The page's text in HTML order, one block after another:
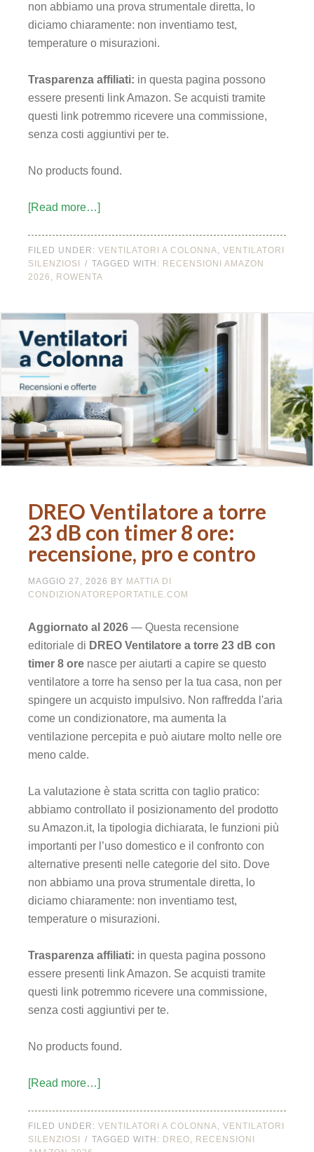
non abbiamo una prova strumentale diretta, lo
diciamo chiaramente: non inventiamo test,
temperature o misurazioni.
Trasparenza affiliati: in questa pagina possono
essere presenti link Amazon. Se acquisti tramite
questi link potremmo ricevere una commissione,
senza costi aggiuntivi per te.
No products found.
[Read more…]
FILED UNDER: VENTILATORI A COLONNA, VENTILATORI
SILENZIOSI
TAGGED WITH: RECENSIONI AMAZON
2026 , ROWENTA
DREO Ventilatore a torre
23 dB con timer 8 ore:
recensione, pro e contro
MAGGIO 27, 2026 BY MATTIA DI
CONDIZIONATOREPORTATILE.COM
Aggiornato al 2026 — Questa recensione
editoriale di DREO Ventilatore a torre 23 dB con
timer 8 ore nasce per aiutarti a capire se questo
ventilatore a torre ha senso per la tua casa, non per
spingere un acquisto impulsivo. Non raffredda l'aria
come un condizionatore, ma aumenta la
ventilazione percepita e può aiutare molto nelle ore
meno calde.
La valutazione è stata scritta con taglio pratico:
abbiamo controllato il posizionamento del prodotto
su Amazon.it, la tipologia dichiarata, le funzioni più
importanti per l’uso domestico e il confronto con
alternative presenti nelle categorie del sito. Dove
non abbiamo una prova strumentale diretta, lo
diciamo chiaramente: non inventiamo test,
temperature o misurazioni.
Trasparenza affiliati: in questa pagina possono
essere presenti link Amazon. Se acquisti tramite
questi link potremmo ricevere una commissione,
senza costi aggiuntivi per te.
No products found.
[Read more…]
FILED UNDER: VENTILATORI A COLONNA, VENTILATORI
SILENZIOSI
TAGGED WITH: DREO, RECENSIONI